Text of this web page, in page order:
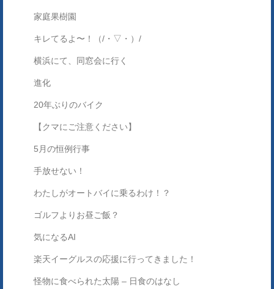
家庭果樹園
キレてるよ〜！（/・▽・）/
横浜にて、同窓会に行く
進化
20年ぶりのバイク
【クマにご注意ください】
5月の恒例行事
手放せない！
わたしがオートバイに乗るわけ！？
ゴルフよりお昼ご飯？
気になるAI
楽天イーグルスの応援に行ってきました！
怪物に食べられた太陽 – 日食のはなし